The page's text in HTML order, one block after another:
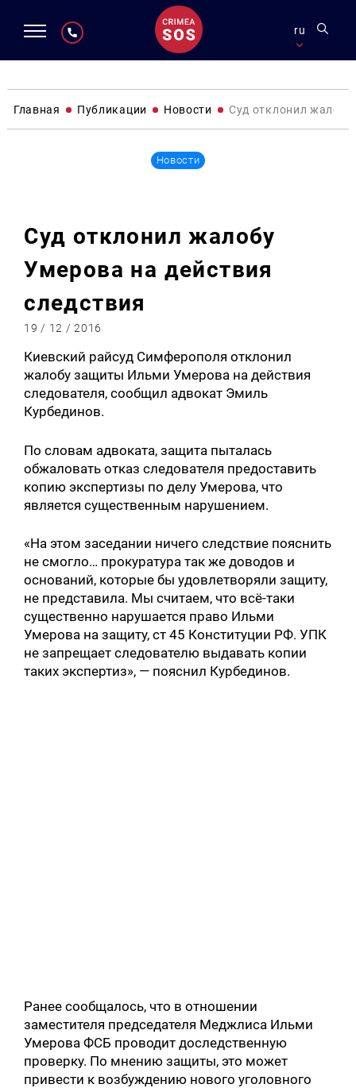
ru
Главная Публикации Новости Суд отклонил жалобу
Новости
Суд отклонил жалобу
Умерова на действия
следствия
19 / 12 / 2016
Киевский райсуд Симферополя отклонил
жалобу защиты Ильми Умерова на действия
следователя, сообщил адвокат Эмиль
Курбединов.
По словам адвоката, защита пыталась
обжаловать отказ следователя предоставить
копию экспертизы по делу Умерова, что
является существенным нарушением.
«На этом заседании ничего следствие пояснить
не смогло… прокуратура так же доводов и
оснований, которые бы удовлетворяли защиту,
не представила. Мы считаем, что всё-таки
существенно нарушается право Ильми
Умерова на защиту, ст 45 Конституции РФ. УПК
не запрещает следователю выдавать копии
таких экспертиз», — пояснил Курбединов.
Ранее сообщалось, что в отношении
заместителя председателя Меджлиса Ильми
Умерова ФСБ проводит доследственную
проверку. По мнению защиты, это может
привести к возбуждению нового уголовного